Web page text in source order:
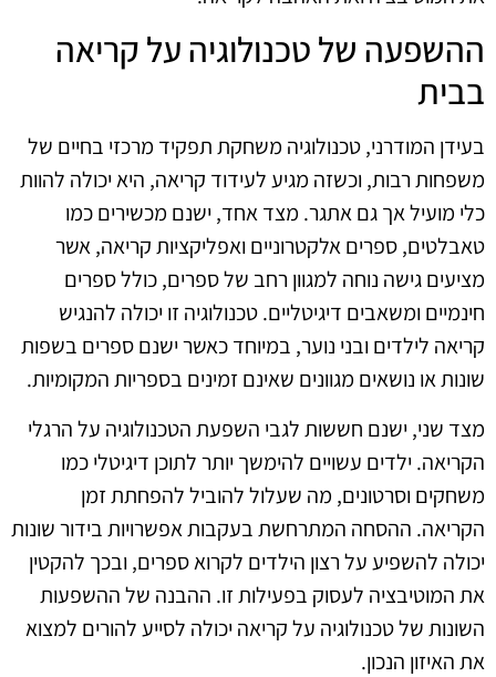
ההשפעה של טכנולוגיה על קריאה
בבית
בעידן המודרני, טכנולוגיה משחקת תפקיד מרכזי בחיים של
משפחות רבות, וכשזה מגיע לעידוד קריאה, היא יכולה להוות
כלי מועיל אך גם אתגר. מצד אחד, ישנם מכשירים כמו
טאבלטים, ספרים אלקטרוניים ואפליקציות קריאה, אשר
מציעים גישה נוחה למגוון רחב של ספרים, כולל ספרים
חינמיים ומשאבים דיגיטליים. טכנולוגיה זו יכולה להנגיש
קריאה לילדים ובני נוער, במיוחד כאשר ישנם ספרים בשפות
שונות או נושאים מגוונים שאינם זמינים בספריות המקומיות.
מצד שני, ישנם חששות לגבי השפעת הטכנולוגיה על הרגלי
הקריאה. ילדים עשויים להימשך יותר לתוכן דיגיטלי כמו
משחקים וסרטונים, מה שעלול להוביל להפחתת זמן
הקריאה. ההסחה המתרחשת בעקבות אפשרויות בידור שונות
יכולה להשפיע על רצון הילדים לקרוא ספרים, ובכך להקטין
את המוטיבציה לעסוק בפעילות זו. ההבנה של ההשפעות
השונות של טכנולוגיה על קריאה יכולה לסייע להורים למצוא
את האיזון הנכון.